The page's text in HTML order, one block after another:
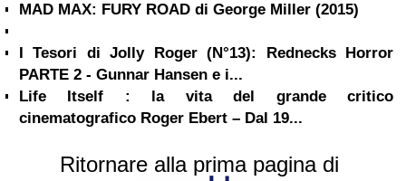
MAD MAX: FURY ROAD di George Miller (2015)
I Tesori di Jolly Roger (N°13): Rednecks Horror
PARTE 2 - Gunnar Hansen e i...
Life Itself : la vita del grande critico
cinematografico Roger Ebert – Dal 19...
Ritornare alla prima pagina di